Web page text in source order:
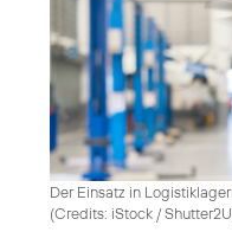
Der Einsatz in
(Credits: iStock / Shutter2U